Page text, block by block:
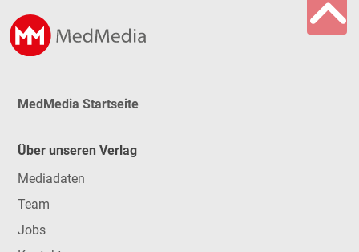
MedMedia Startseite
Über unseren Verlag
Mediadaten
Team
Jobs